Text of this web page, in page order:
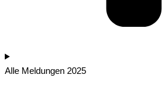
Alle Meldungen 2025